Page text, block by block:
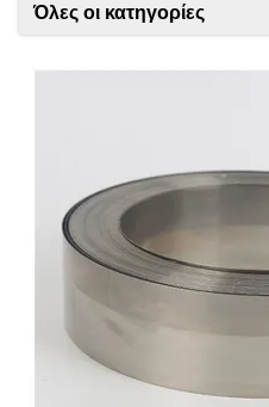
Όλες οι κατηγορίες